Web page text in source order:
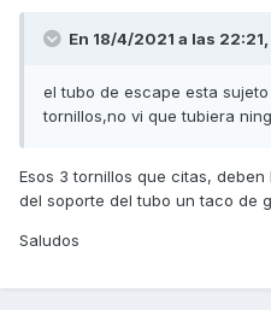
En 18/4/2021 a las 22:21,
el tubo de escape esta
tornillos,no vi que tubiera
Esos 3 tornillos que citas,
del soporte del tubo un taco de
Saludos